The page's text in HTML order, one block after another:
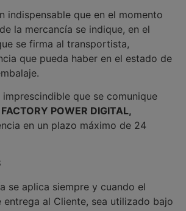
indispensable que en el momento
la mercancía se indique, en el
se firma al transportista,
que pueda haber en el estado de
imprescindible que se comunique
FACTORY POWER DIGITAL,
en un plazo máximo de 24
se aplica siempre y cuando el
entrega al Cliente, sea utilizado bajo